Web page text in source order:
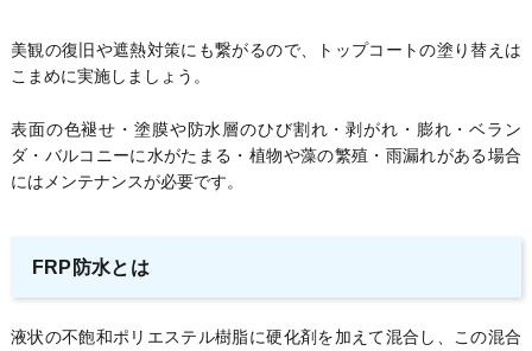
美観の復旧や遮熱対策にも繋がるので、トップコートの塗り替えは
こまめに実施しましょう。
表面の色褪せ・塗膜や防水層のひび割れ・剥がれ・膨れ・ベラン
ダ・バルコニーに水がたまる・植物や藻の繁殖・雨漏れがある場合
にはメンテナンスが必要です。
FRP防水とは
液状の不飽和ポリエステル樹脂に硬化剤を加えて混合し、この混合